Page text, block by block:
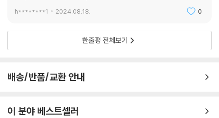
h********1 2024.08.18. 0
한줄평 전체보기
배송/반품/교환 안내
이 분야 베스트셀러